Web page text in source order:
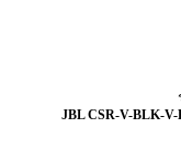
JBL CSR-V-BLK-V-